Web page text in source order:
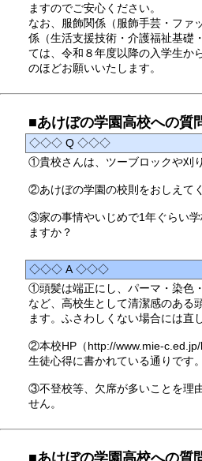
ますのでご安心ください。
なお、服飾関係（服飾手芸・ファ
係（生活支援技術・介護福祉基礎
ては、令和８年度以降の入学生か
のほどお願いいたします。
■あけぼの学園高校への質
◇◇◇ Q ◇◇◇
①貴校さんは、ツーブロックや刈
②あけぼの学園の校則をおしえてく
③家の事情やいじめで1年ぐらい
ますか？
◇◇◇ A ◇◇◇
①頭髪は端正にし、パーマ・染色
など、高校生として清潔感のある
ます。ふさわしくない場合には直
②本校HP（http://www.mie-
生徒心得に書かれている通りです。
③不登校等、欠席が多いことを理
せん。
■あけぼの学園高校への質